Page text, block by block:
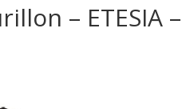
– ETESIA